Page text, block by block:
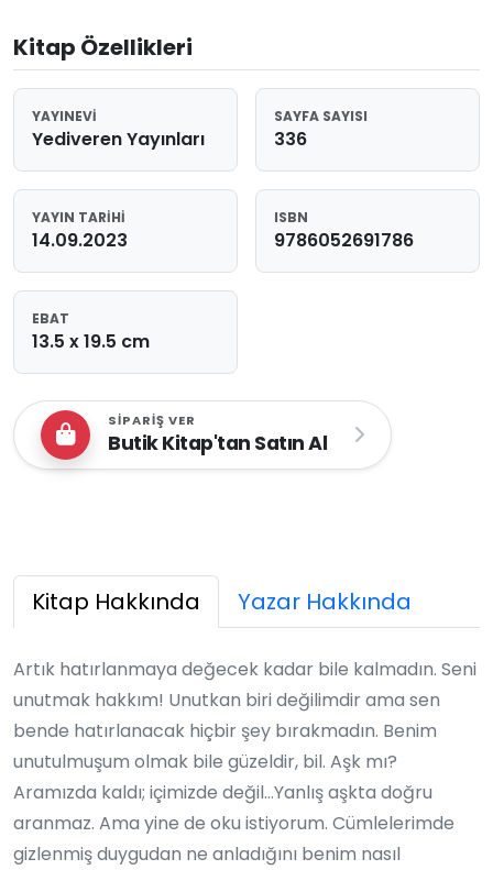
Kitap Özellikleri
YAYINEVI
Yediveren Yayınları
SAYFA SAYISI
336
YAYIN TARIHI
14.09.2023
ISBN
9786052691786
EBAT
13.5 x 19.5 cm
SIPARIŞ VER
Butik Kitap'tan Satın Al
Kitap Hakkında Yazar Hakkında
Artık hatırlanmaya değecek kadar bile kalmadın. Seni
unutmak hakkım! Unutkan biri değilimdir ama sen
bende hatırlanacak hiçbir şey bırakmadın. Benim
unutulmuşum olmak bile güzeldir, bil. Aşk mı?
Aramızda kaldı; içimizde değil…Yanlış aşkta doğru
aranmaz. Ama yine de oku istiyorum. Cümlelerimde
gizlenmiş duygudan ne anladığını benim nasıl